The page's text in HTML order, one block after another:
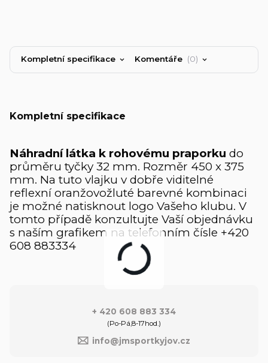
Kompletní specifikace Komentáře 0
Kompletní specifikace
Náhradní látka k rohovému praporku do
průměru tyčky 32 mm. Rozměr 450 x 375
mm. Na tuto vlajku v dobře viditelné
reflexní oranžovožluté barevné kombinaci
je možné natisknout logo Vašeho klubu. V
tomto případě konzultujte Vaší objednávku
s naším grafikem na telefonním čísle +420
608 883334
+ 420 608 883 334
(Po-Pá,8-17hod.)
info@jmsportkyjov.cz